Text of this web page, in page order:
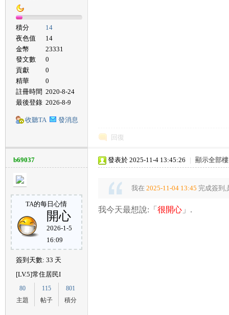
積分
14
夜色值
14
金幣
23331
發文數
0
貢獻
0
精華
0
註冊時間 2020-8-24
最後登錄 2026-8-9
收聽TA 發消息
回復
b69037
TA的每日心情
開心
2026-1-5
16:09
簽到天數: 33 天
[LV.5]常住居民I
80
主題
115
帖子
801
積分
發表於 2025-11-4 13:45:26 | 顯示全部
我在 2025-11-04 13:45 完成簽到,
我今天最想說:「 很開心 」.